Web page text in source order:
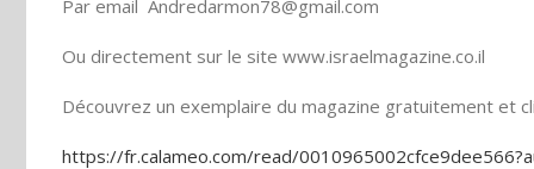
Par email Andredarmon78@gmail.com
Ou directement sur le site www.israelmagazine.co.il
Découvrez un exemplaire du magazine gratuitement et
https://fr.calameo.com/read/